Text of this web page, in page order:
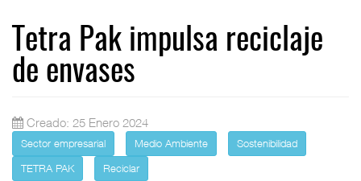
Tetra Pak impulsa reciclaje
de envases
Creado: 25 Enero 2024
Sector empresarial Medio Ambiente
Sostenibilidad
TETRA PAK
Reciclar